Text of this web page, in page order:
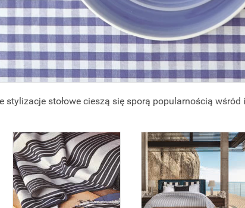
stylizacje stołowe cieszą się sporą popularnością wśród